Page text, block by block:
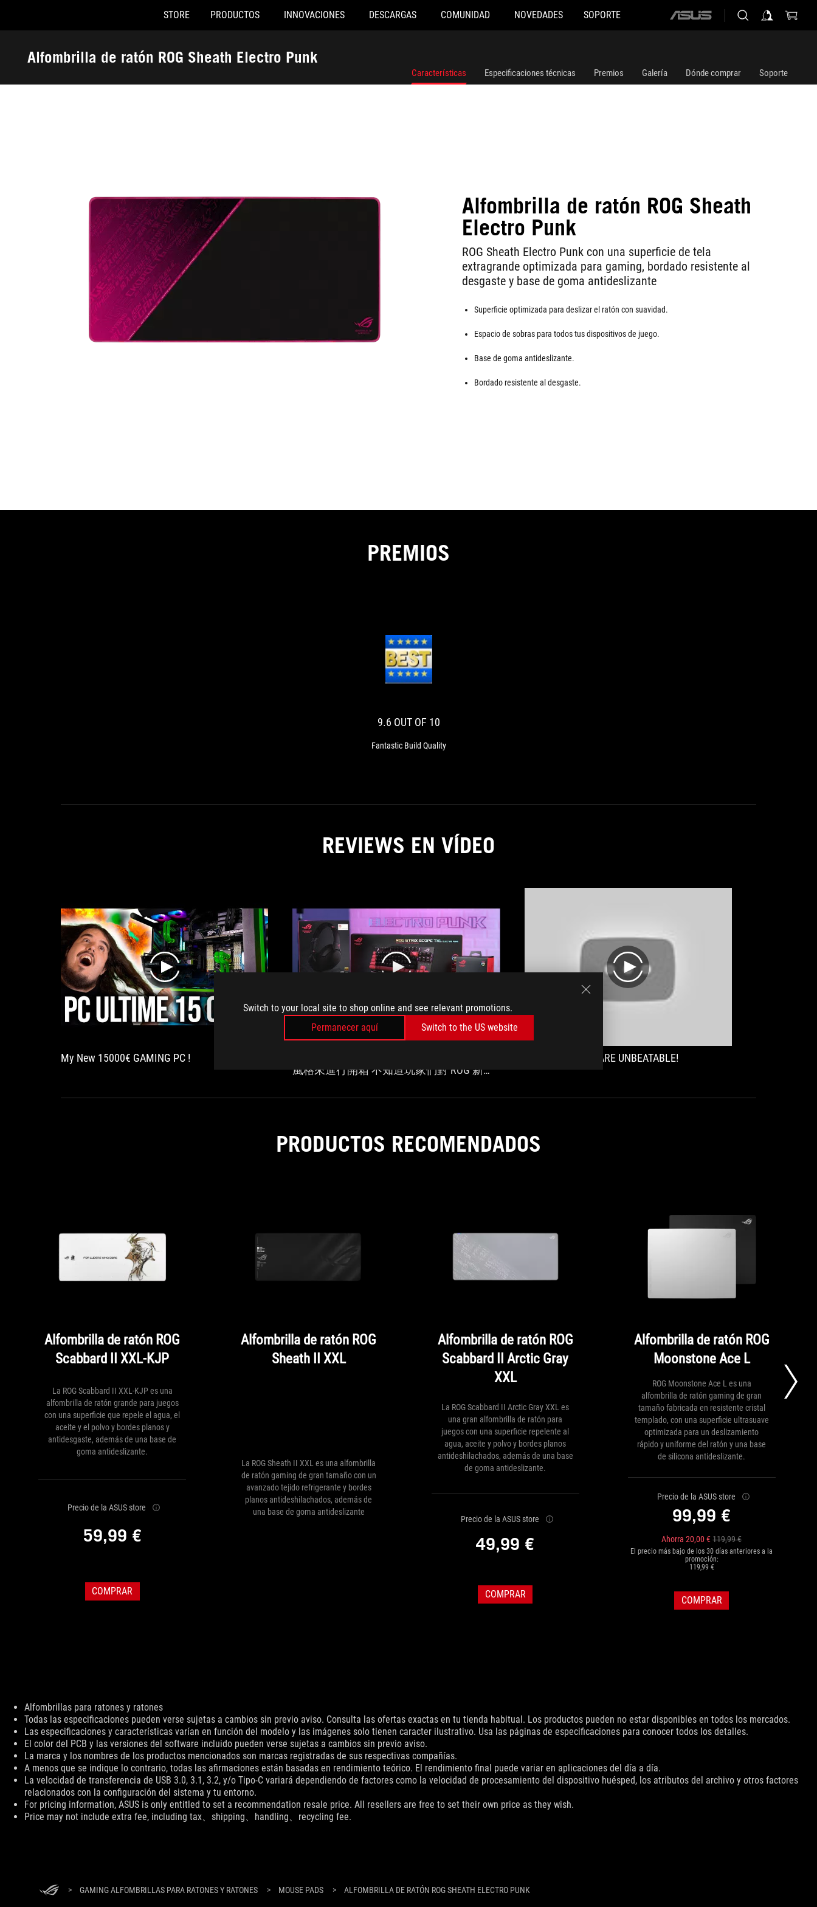
Switch to your local site to shop online and see relevant promotions.
Permanecer aquí
Switch to the US website
Accessibility links
STORE PRODUCTOS INNOVACIONES DESCARGAS COMUNIDAD NOVEDADES SOPORTE
ASUS
Alfombrilla de ratón ROG Sheath Electro Punk
Características Especificaciones técnicas Premios Galería Dónde comprar Soporte
Alfombrilla de ratón ROG Sheath
Electro Punk
ROG Sheath Electro Punk con una superficie de tela
extragrande optimizada para gaming, bordado resistente al
desgaste y base de goma antideslizante
Superficie optimizada para deslizar el ratón con suavidad.
Espacio de sobras para todos tus dispositivos de juego.
Base de goma antideslizante.
Bordado resistente al desgaste.
PREMIOS
OUT
Build
9.6 OUT OF 10
Fantastic Build Quality
REVIEWS EN VÍDEO
play
My New 15000€ GAMING PC !
play
風格來進行開箱 不知道玩家們對 ROG 新限
Punk 電競鼠墊 - 1,290 台幣 ROG Electro Punk
電馭粉組合包(鍵盤/滑鼠/耳機) - 9,670 台幣
play
With this kit YOU ARE UNBEATABLE!
PRODUCTOS RECOMENDADOS
Alfombrilla de ratón ROG
Scabbard II XXL-KJP
La ROG Scabbard II XXL-KJP es una
alfombrilla de ratón grande para juegos
con una superficie que repele el agua, el
aceite y el polvo y bordes planos y
antidesgaste, además de una base de
goma antideslizante.
Precio de la ASUS store
59,99 €
COMPRAR
Alfombrilla de ratón ROG
Sheath II XXL
La ROG Sheath II XXL es una alfombrilla
de ratón gaming de gran tamaño con un
avanzado tejido refrigerante y bordes
planos antideshilachados, además de
una base de goma antideslizante
Alfombrilla de ratón ROG
Scabbard II Arctic Gray
XXL
La ROG Scabbard II Arctic Gray XXL es
una gran alfombrilla de ratón para
juegos con una superficie repelente al
agua, aceite y polvo y bordes planos
antideshilachados, además de una base
de goma antideslizante.
Precio de la ASUS store
49,99 €
COMPRAR
Alfombrilla de ratón ROG
Moonstone Ace L
ROG Moonstone Ace L es una
alfombrilla de ratón gaming de gran
tamaño fabricada en resistente cristal
templado, con una superficie ultrasuave
optimizada para un deslizamiento
rápido y uniforme del ratón y una base
de silicona antideslizante.
Precio de la ASUS store
99,99 €
Ahorra 20,00 € 119,99 €
El precio más bajo de los 30 días anteriores a la
promoción:
119,99 €
COMPRAR
Disclaimer
Alfombrillas para ratones y ratones
Todas las especificaciones pueden verse sujetas a cambios sin previo aviso. Consulta las ofertas exactas en tu tienda habitual. Los productos pueden no estar disponibles en todos los mercados.
Las especificaciones y características varían en función del modelo y las imágenes solo tienen caracter ilustrativo. Usa las páginas de especificaciones para conocer todos los detalles.
El color del PCB y las versiones del software incluido pueden verse sujetas a cambios sin previo aviso.
La marca y los nombres de los productos mencionados son marcas registradas de sus respectivas compañías.
A menos que se indique lo contrario, todas las afirmaciones están basadas en rendimiento teórico. El rendimiento final puede variar en aplicaciones del día a día.
La velocidad de transferencia de USB 3.0, 3.1, 3.2, y/o Tipo-C variará dependiendo de factores como la velocidad de procesamiento del dispositivo huésped, los atributos del archivo y otros factores
relacionados con la configuración del sistema y tu entorno.
For pricing information, ASUS is only entitled to set a recommendation resale price. All resellers are free to set their own price as they wish.
Price may not include extra fee, including tax、shipping、handling、recycling fee.
> GAMING ALFOMBRILLAS PARA RATONES Y RATONES > MOUSE PADS > ALFOMBRILLA DE RATÓN ROG SHEATH ELECTRO PUNK